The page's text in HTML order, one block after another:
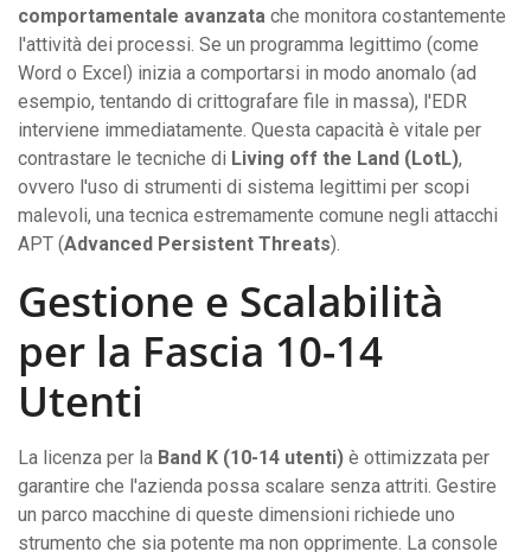
comportamentale avanzata che monitora costantemente
l'attività dei processi. Se un programma legittimo (come
Word o Excel) inizia a comportarsi in modo anomalo (ad
esempio, tentando di crittografare file in massa), l'EDR
interviene immediatamente. Questa capacità è vitale per
contrastare le tecniche di Living off the Land (LotL),
ovvero l'uso di strumenti di sistema legittimi per scopi
malevoli, una tecnica estremamente comune negli attacchi
APT (Advanced Persistent Threats).
Gestione e Scalabilità
per la Fascia 10-14
Utenti
La licenza per la Band K (10-14 utenti) è ottimizzata per
garantire che l'azienda possa scalare senza attriti. Gestire
un parco macchine di queste dimensioni richiede uno
strumento che sia potente ma non opprimente. La console